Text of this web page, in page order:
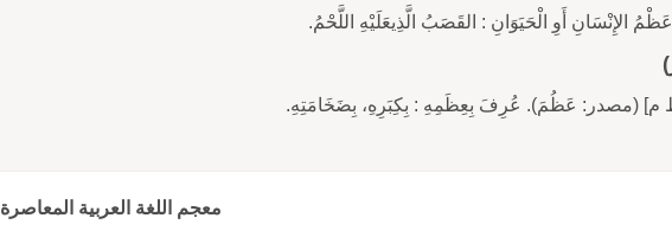
الإِنْسَانِ أَوِ الْحَيَوَانِ : القَصَبُ الَّذِيعَلَيْهِ اللَّحْمُ.
(مصدر: عَظُمَ). عُرِفَ بِعِظَمِهِ : بِكِبَرِهِ، بِضَخَامَتِهِ.
معجم اللغة العربية المعاصرة